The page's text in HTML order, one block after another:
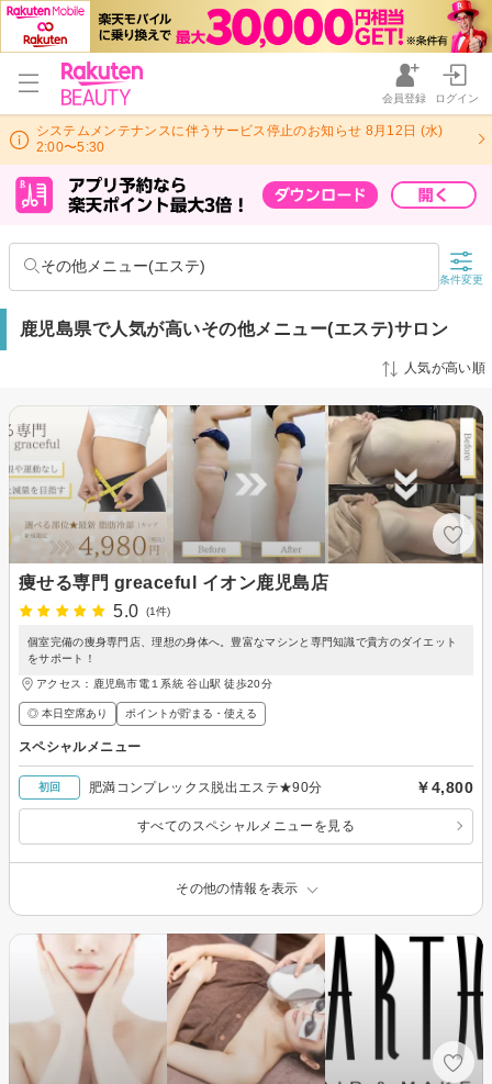
会員登録 ログイン
システムメンテナンスに伴うサービス停止のお知らせ 8月12日 (水)
2:00〜5:30
その他メニュー(エステ)
条件変更
鹿児島県で人気が高いその他メニュー(エステ)サロン
人気が高い順
痩せる専門 greaceful イオン鹿児島店
5.0
(1件)
個室完備の痩身専門店、理想の身体へ。豊富なマシンと専門知識で貴方のダイエット
をサポート！
アクセス：鹿児島市電１系統 谷山駅 徒歩20分
◎ 本日空席あり ポイントが貯まる・使える
スペシャルメニュー
初回 肥満コンプレックス脱出エステ★90分 ￥4,800
すべてのスペシャルメニューを見る
その他の情報を表示